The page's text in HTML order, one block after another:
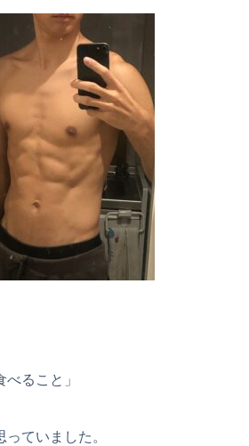
べること」
ていました。